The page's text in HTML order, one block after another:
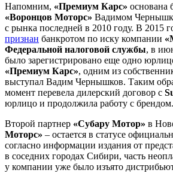
Напомним, «Премиум Карс» основана
«Воронцов Моторс» Вадимом
с рынка последней в 2010 году. В 2015
признан банкротом по иску компании
Федеральной налоговой службы, в
было зарегистрировано еще одно
«Премиум Карс», одним из
выступал Вадим Чернышков. Таким
момент перевела дилерский договор с
юрлицо и продолжила работу с брендом.
Второй партнер «Субару Мотор» в
Моторс» – остается в статусе
согласно информации издания от
в соседних городах Сибири, часть
у компании уже было изъято